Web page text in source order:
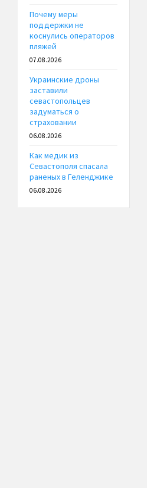
Почему меры
поддержки не
коснулись операторов
пляжей
07.08.2026
Украинские дроны
заставили
севастопольцев
задуматься о
страховании
06.08.2026
Как медик из
Севастополя спасала
раненых в Геленджике
06.08.2026